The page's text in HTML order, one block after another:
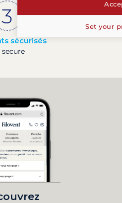
sécurisés
secure
Set your